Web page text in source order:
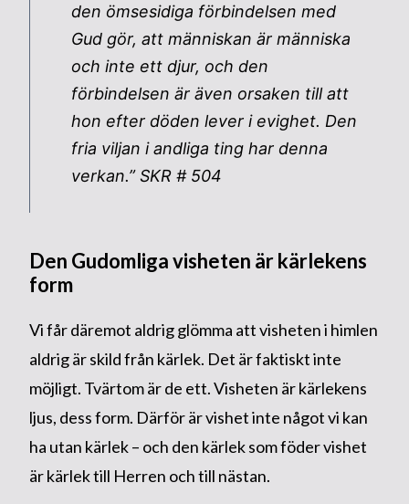
den ömsesidiga förbindelsen med
Gud gör, att människan är människa
och inte ett djur, och den
förbindelsen är även orsaken till att
hon efter döden lever i evighet. Den
fria viljan i andliga ting har denna
verkan.” SKR # 504
Den Gudomliga visheten är kärlekens
form
Vi får däremot aldrig glömma att visheten i himlen
aldrig är skild från kärlek. Det är faktiskt inte
möjligt. Tvärtom är de ett. Visheten är kärlekens
ljus, dess form. Därför är vishet inte något vi kan
ha utan kärlek – och den kärlek som föder vishet
är kärlek till Herren och till nästan.